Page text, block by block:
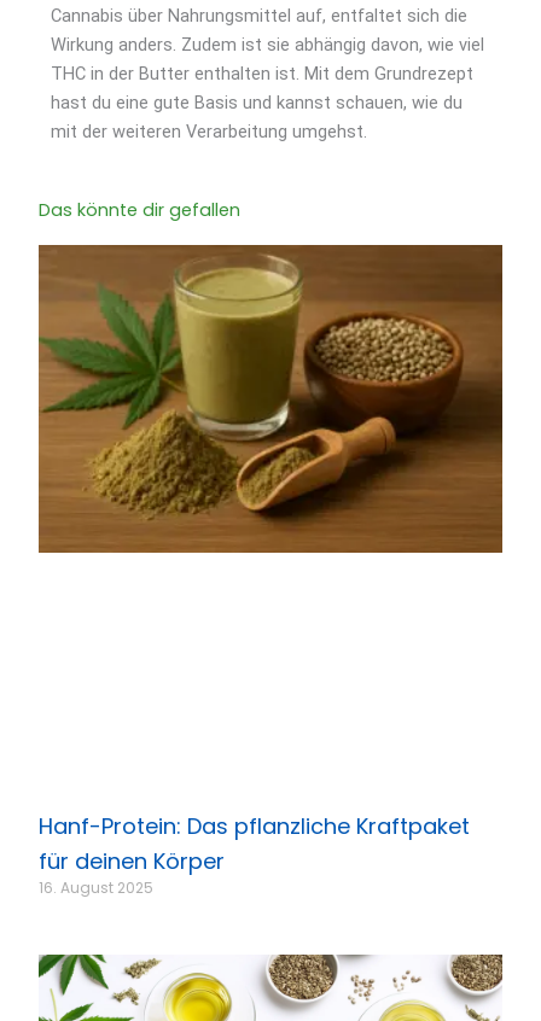
Cannabis über Nahrungsmittel auf, entfaltet sich die
Wirkung anders. Zudem ist sie abhängig davon, wie viel
THC in der Butter enthalten ist. Mit dem Grundrezept
hast du eine gute Basis und kannst schauen, wie du
mit der weiteren Verarbeitung umgehst.
Das könnte dir gefallen
Hanf-Protein: Das pflanzliche Kraftpaket
für deinen Körper
16. August 2025